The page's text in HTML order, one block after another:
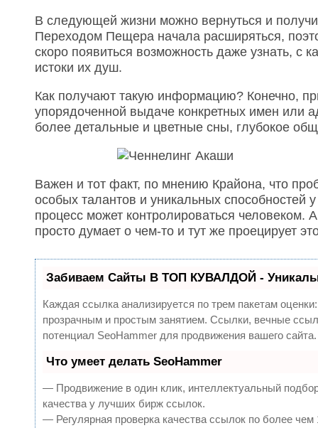
В следующей жизни можно вернуться и
Переходом Пещера начала расширяться,
скоро появиться возможность даже узнать, с
истоки их душ.
Как получают такую информацию? Конечно,
упорядоченной выдаче конкретных имен или
более детальные и цветные сны, глубокое
Важен и тот факт, по мнению Крайона, что
особых талантов и уникальных
процесс может контролироваться человеком.
просто думает о чем-то и тут же проецирует
Забиваем Сайты В ТОП КУВАЛДОЙ -
Каждая ссылка анализируется по трем пакетам
прозрачным и простым занятием. Ссылки, вечные
потенциал SeoHammer для продвижения вашего сайта.
Что умеет делать SeoHammer
— Продвижение в один клик, интеллектуальный
качества у лучших бирж ссылок.
— Регулярная проверка качества ссылок по более